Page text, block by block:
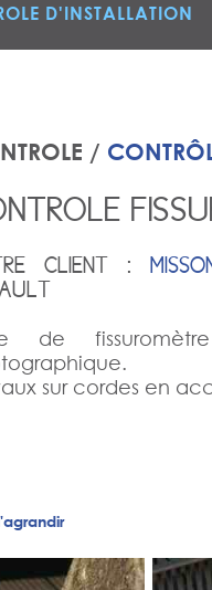
D'INSTALLATION
/
CLIENT :
de
sur cordes en